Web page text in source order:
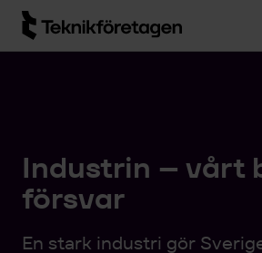
Hoppa till huvudinnehåll
Industrin – vårt
försvar
En stark industri gör